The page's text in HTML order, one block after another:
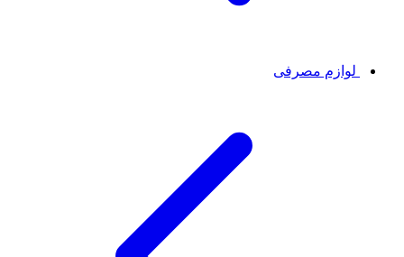
لوازم مصرفی